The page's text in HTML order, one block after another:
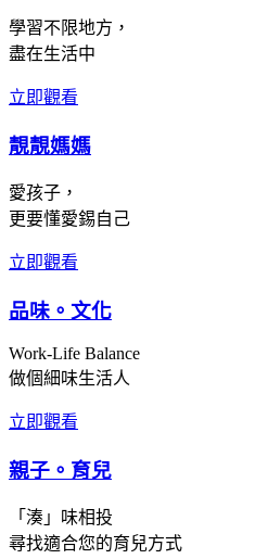
學習不限地方，
盡在生活中
立即觀看
靚靚媽媽
愛孩子，
更要懂愛錫自己
立即觀看
品味。文化
Work-Life Balance
做個細味生活人
立即觀看
親子。育兒
「湊」味相投
尋找適合您的育兒方式